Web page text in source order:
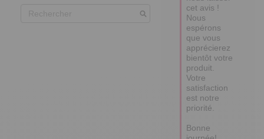
cet avis !
Nous
espérons
que vous
apprécierez
bientôt votre
produit.
Votre
satisfaction
est notre
priorité.
Bonne